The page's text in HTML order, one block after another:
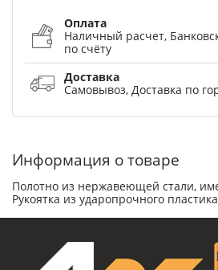
Оплата
Наличный расчет,
по счёту
Доставка
Самовывоз, Доставка по
Информация о товаре
Полотно из нержавеющей стали,
Рукоятка из ударопрочного